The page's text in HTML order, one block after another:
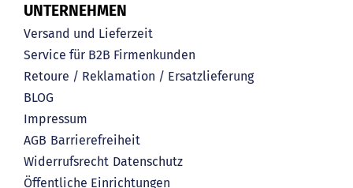
UNTERNEHMEN
Versand und Lieferzeit
Service für B2B Firmenkunden
Retoure / Reklamation / Ersatzlieferung
BLOG
Impressum
AGB Barrierefreiheit
Widerrufsrecht Datenschutz
Öffentliche Einrichtungen